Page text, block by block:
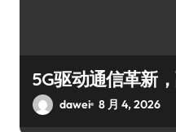
5G驱动通信革新
dawei 8 月 4, 2026